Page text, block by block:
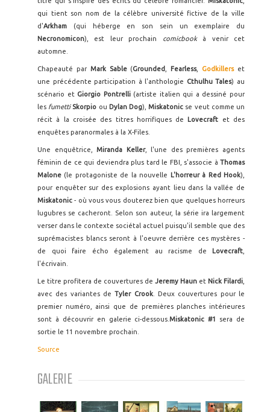
qui tient son nom de la célèbre université fictive de la ville
d'Arkham (qui héberge en son sein un exemplaire du
Necronomicon), est leur prochain comicbook à venir cet
automne.
Chapeauté par Mark Sable (Grounded Fearless,Godkillerset
une précédente participation à l'anthologie Cthulhu Tales) au
scénario et Giorgio Pontrelli(artiste italien qui a dessiné pour
les fumetti Skorpio ou Dylan Dog),Miskatonic se veut comme un
récit à la croisée des titres horrifiques de Lovecraft
et des
enquêtes paranormales à la X-Files.
Une enquêtrice,Miranda Keller, l'une des premières agents
féminin de ce qui deviendra plus tard le FBI, s'associe à Thomas
Malone (le protagoniste de la nouvelle L'horreur à Red Hook),
pour enquêter sur des explosions ayant lieu dans la vallée de
Miskatonic - où vous vous douterez bien que quelques horreurs
lugubres se cacheront. Selon son auteur, la série ira largement
verser dans le contexte sociétal actuel puisqu'il semble que des
suprémacistes blancs seront à l'oeuvre derrière ces mystères -
de quoi faire écho également au racisme de Lovecraft
l'écrivain.
Le titre profitera de couvertures de Jeremy Haun et Nick Filardi
avec des variantes deTyler Crook. Deux couvertures pour le
premier numéro, ainsi que de premières planches intérieures
sont à découvrir en galerie ci-dessous.Miskatonic #1 sera de
sortie le 11 novembre prochain.
Source
GALERIE